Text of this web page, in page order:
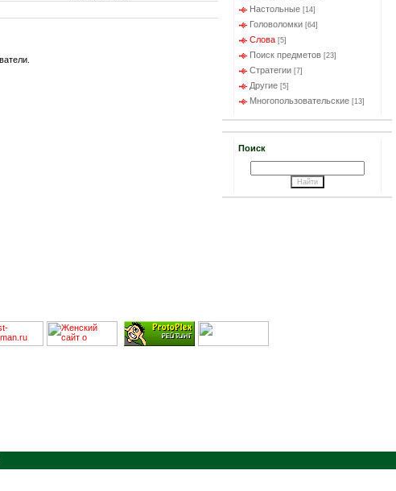
Настольные [14]
Головоломки [64]
Слова [5]
Поиск предметов [23]
Стратегии [7]
Другие [5]
Многопользовательские [13]
Поиск